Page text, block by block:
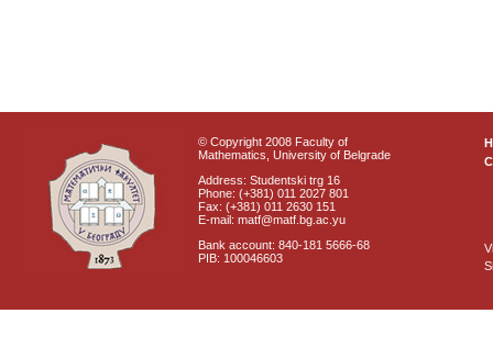
© Copyright 2008 Faculty of
Mathematics, University of Belgrade
Address: Studentski trg 16
Phone: (+381) 011 2027 801
Fax: (+381) 011 2630 151
E-mail: matf@matf.bg.ac.yu
Bank account: 840-181 5666-68
PIB: 100046603